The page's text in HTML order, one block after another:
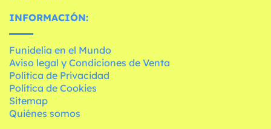
INFORMACIÓN:
Funidelia en el Mundo
Aviso legal y Condiciones de Venta
Política de Privacidad
Política de Cookies
Sitemap
Quiénes somos